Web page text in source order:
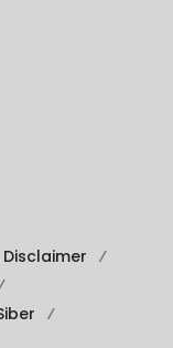
Disclaimer